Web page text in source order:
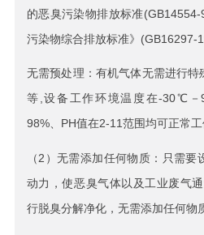
的恶臭污染物排放标准
污染物综合排放标准》(GB16297-
无需预处理：有机气体无需进行
等,设备工作环境温度在-30℃－
98%、PH值在2-11范围均可正常工
（2）无需添加任何物质：只需
动力，使恶臭气体以及工业废气
行脱臭分解净化，无需添加任何物